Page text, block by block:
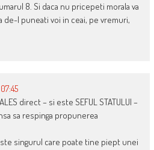
8. Si daca nu pricepeti morala va
de-l puneati voi in ceai, pe vremuri,
direct – si este SEFUL STATULUI –
sa respinga propunerea
singurul care poate tine piept unei